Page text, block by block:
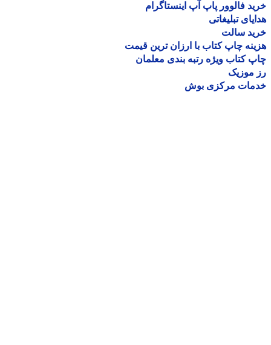
فالوور پاپ آپ اینستاگرام
تبلیغاتی
سالت
چاپ کتاب با ارزان ترین قیمت
کتاب ویژه رتبه بندی معلمان
موزیک
مرکزی بوش